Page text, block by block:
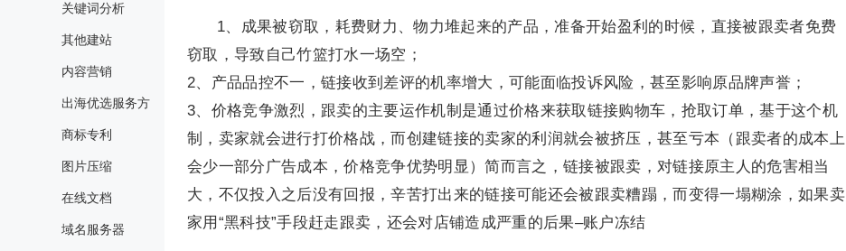
关键词分析
其他建站
内容营销
出海优选服务方
商标专利
图片压缩
在线文档
域名服务器
1、成果被窃取，耗费财力、物力堆起来的产品，准备开始盈利的时候，直接被跟卖者免费
窃取，导致自己竹篮打水一场空；
2、产品品控不一，链接收到差评的机率增大，可能面临投诉风险，甚至影响原品牌声誉；
3、价格竞争激烈，跟卖的主要运作机制是通过价格来获取链接购物车，抢取订单，基于这个机
制，卖家就会进行打价格战，而创建链接的卖家的利润就会被挤压，甚至亏本（跟卖者的成本上
会少一部分广告成本，价格竞争优势明显）简而言之，链接被跟卖，对链接原主人的危害相当
大，不仅投入之后没有回报，辛苦打出来的链接可能还会被跟卖糟蹋，而变得一塌糊涂，如果卖
家用“黑科技”手段赶走跟卖，还会对店铺造成严重的后果–账户冻结